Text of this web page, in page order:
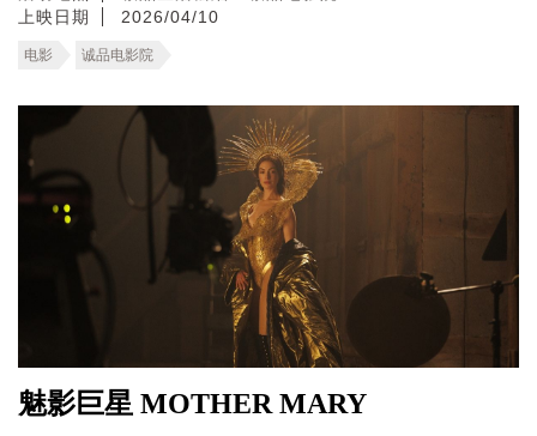
上映日期
2026/04/10
电影 诚品电影院
魅影巨星 MOTHER MARY